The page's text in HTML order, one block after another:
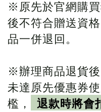
※原先於官網購
後不符合贈送資
品一併退回。
※辦理商品退貨
未達原先優惠券
檻，
退款時將會